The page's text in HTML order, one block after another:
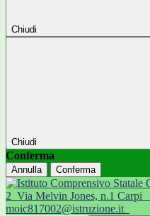
Chiudi
Chiudi
Conferma
Annulla Conferma
2 Via Melvin Jones, n.1 Carpi
moic817002@istruzione.it